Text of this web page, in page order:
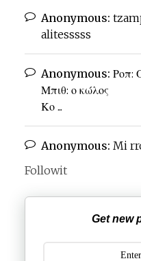
Anonymous:
alitesssss
Anonymous: Ροπ:
Μπιθ: ο κώλος
Κο ...
Anonymous: Mi
Followit
Get new